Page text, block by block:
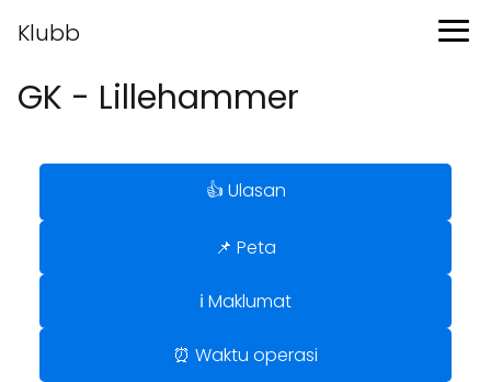
Klubb
GK - Lillehammer
👍 Ulasan
📌 Peta
ℹ️ Maklumat
⏰ Waktu operasi